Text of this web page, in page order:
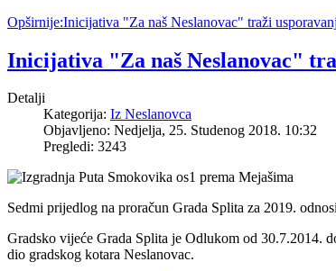
Opširnije:Inicijativa "Za naš Neslanovac" traži
Inicijativa "Za naš Neslanovac"
Detalji
Kategorija: Iz Neslanovca
Objavljeno: Nedjelja, 25. Studenog 2018. 10:32
Pregledi: 3243
Sedmi prijedlog na proračun Grada Splita za 2019.
Gradsko vijeće Grada Splita je Odlukom od 30.7.2014.
dio gradskog kotara Neslanovac.